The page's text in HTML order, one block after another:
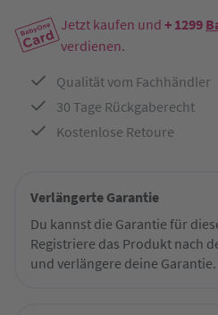
Jetzt kaufen und + 1299
verdienen.
Qualität vom Fachhändler
30 Tage Rückgaberecht
Kostenlose Retoure
Verlängerte Garantie
Du kannst die Garantie für
Registriere das Produkt nach
und verlängere deine Garantie.